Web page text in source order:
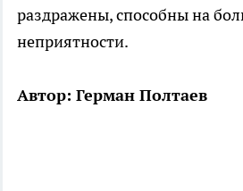
раздражены, способны на
неприятности.
Автор: Герман Полтаев